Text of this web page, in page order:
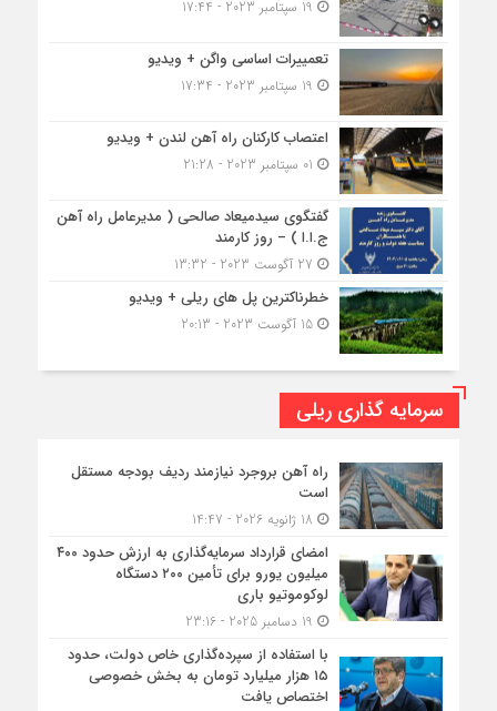
تعمییرات اساسی واگن + ویدیو
اعتصاب کارکنان راه آهن لندن + ویدیو
گفتگوی سیدمیعاد صالحی ( مدیرعامل راه آهن
ج.ا.ا ) – روز کارمند
خطرناکترین پل های ریلی + ویدیو
15 آگوست 2023 - 20:13
سرمایه گذاری ریلی
راه آهن بروجرد نیازمند ردیف بودجه مستقل
است
امضای قرارداد سرمایه‌گذاری به ارزش حدود ۴۰۰
میلیون یورو برای تأمین ۲۰۰ دستگاه
لوکوموتیو باری
با استفاده از سپرده‌گذاری خاص دولت، حدود
۱۵ هزار میلیارد تومان به بخش خصوصی
اختصاص یافت